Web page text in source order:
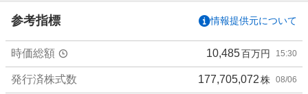
2
7
.
2
7
参考指標 情報提供元について
時価総額 10,485百万円 15:30
発行済株式数 177,705,072株 08/06